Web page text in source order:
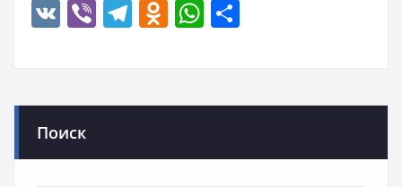
VK ViberTelegram
Odnoklassniki
WhatsApp
Поиск